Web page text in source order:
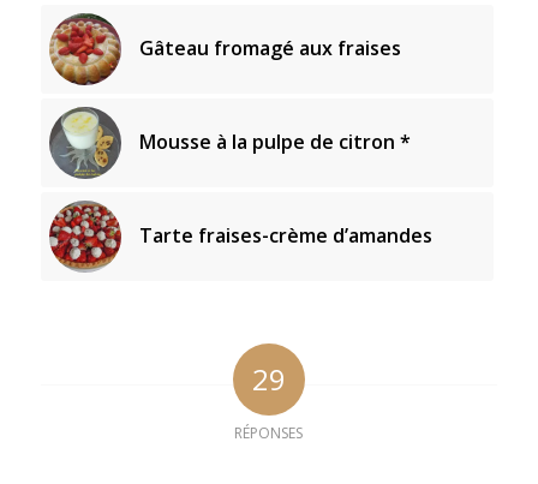
Gâteau fromagé aux fraises
Mousse à la pulpe de citron *
Tarte fraises-crème d’amandes
29
RÉPONSES